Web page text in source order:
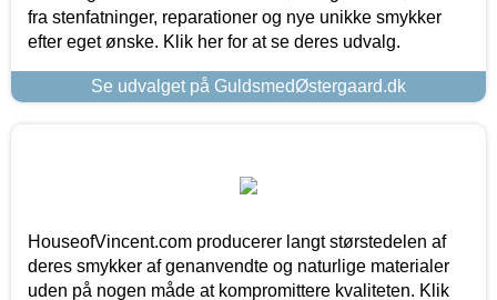
fra stenfatninger, reparationer og nye unikke smykker
efter eget ønske. Klik her for at se deres udvalg.
Se udvalget på GuldsmedØstergaard.dk
HouseofVincent.com producerer langt størstedelen af
deres smykker af genanvendte og naturlige materialer
uden på nogen måde at kompromittere kvaliteten. Klik